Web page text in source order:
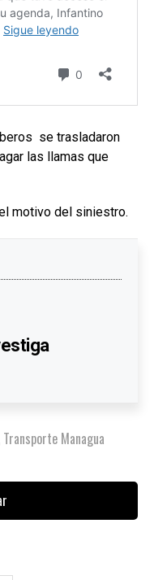
se trasladaron
las llamas que
motivo del siniestro.
Transporte Managua